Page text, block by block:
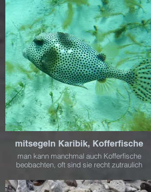
mitsegeln Karibik, Kofferfische
man kann manchmal auch Kofferfische
beobachten, oft sind sie recht zutraulich